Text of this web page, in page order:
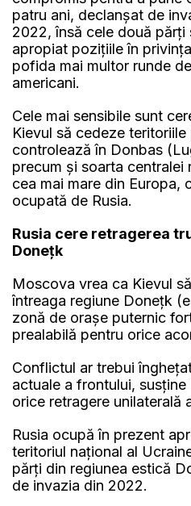
patru ani, declanşat de
2022, însă cele două
apropiat poziţiile în
pofida mai multor runde
americani.
Cele mai sensibile sunt
Kievul să cedeze
controlează în Donbas
precum şi soarta centralei
cea mai mare din Europa,
ocupată de Rusia.
Rusia cere retragerea
Donețk
Moscova vrea ca Kievul
întreaga regiune Doneţk
zonă de oraşe puternic
prealabilă pentru orice
Conflictul ar trebui
actuale a frontului,
orice retragere unilaterală
Rusia ocupă în prezent
teritoriul naţional al
părţi din regiunea estică
de invazia din 2022.